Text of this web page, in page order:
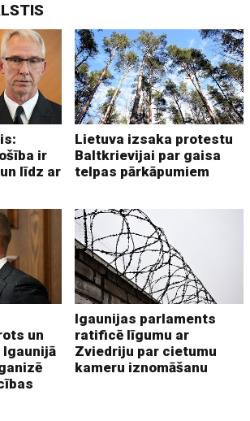
ir
līdz ar
Lietuva izsaka protestu
Baltkrievijai par gaisa
telpas pārkāpumiem
un
Igaunijas parlaments
ratificē līgumu ar
Zviedriju par cietumu
kameru iznomāšanu